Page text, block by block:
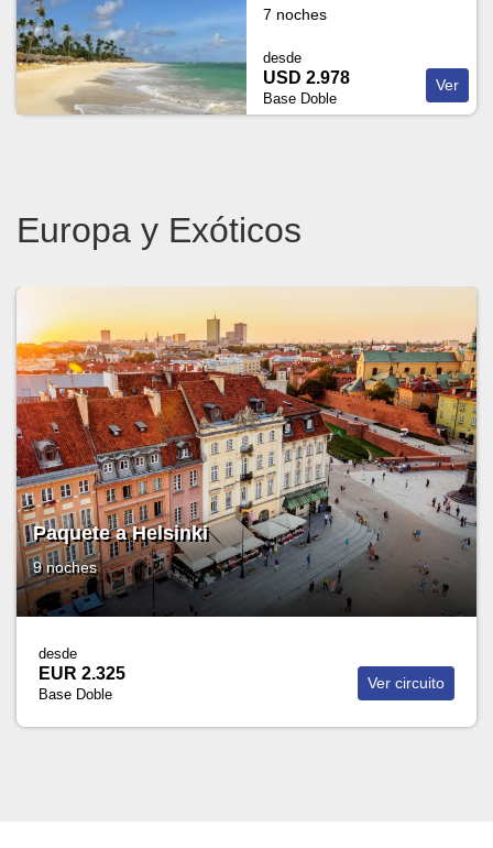
7 noches
desde
USD 2.978
Base Doble
Ver
Europa y Exóticos
Paquete a Helsinki
9 noches
desde
EUR 2.325
Base Doble
Ver circuito